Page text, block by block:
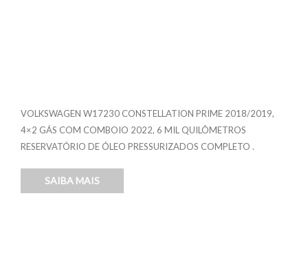
VOLKSWAGEN W17230 CONSTELLATION PRIME 2018/2019,
4×2 GÁS COM COMBOIO 2022, 6 MIL QUILÔMETROS
RESERVATÓRIO DE ÓLEO PRESSURIZADOS COMPLETO .
SAIBA MAIS